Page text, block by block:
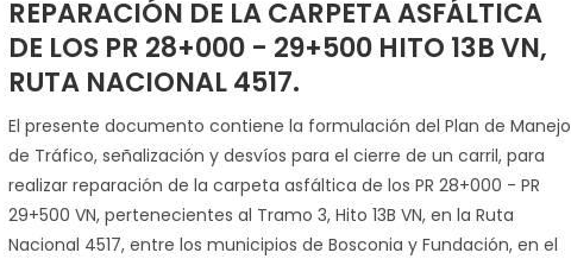
REPARACIÓN DE LA CARPETA ASFÁLTICA
DE LOS PR 28+000 - 29+500 HITO 13B VN,
RUTA NACIONAL 4517.
El presente documento contiene la formulación del Plan de Manejo
de Tráfico, señalización y desvíos para el cierre de un carril, para
realizar reparación de la carpeta asfáltica de los PR 28+000 - PR
29+500 VN, pertenecientes al Tramo 3, Hito 13B VN, en la Ruta
Nacional 4517, entre los municipios de Bosconia y Fundación, en el